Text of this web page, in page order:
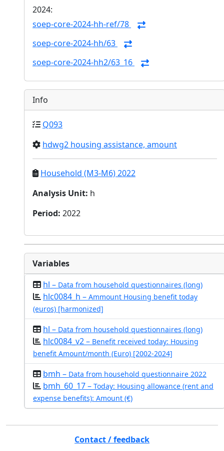
2024:
soep-core-2024-hh-ref/78
soep-core-2024-hh/63
soep-core-2024-hh2/63_16
Info
Q093
hdwg2 housing assistance, amount
Household (M3-M6) 2022
Analysis Unit: h
Period: 2022
Variables
hl – Data from household questionnaires (long)
hlc0084_h – Ammount Housing benefit today
(euros) [harmonized]
hl – Data from household questionnaires (long)
hlc0084_v2 – Benefit received today: Housing
benefit Amount/month (Euro) [2002-2024]
bmh – Data from household questionnaire 2022
bmh_60_17 – Today: Housing allowance (rent and
expense benefits): Amount (€)
Contact / feedback